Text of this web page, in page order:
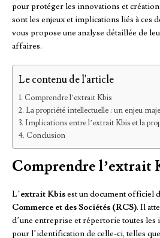
pour protéger les innovations et
sont les enjeux et implications liés à ces
vous propose une analyse détaillée de
affaires.
Le contenu de l'article
Comprendre l’extrait Kbis
La propriété intellectuelle : un enjeu
Implications entre l’extrait Kbis et la
Conclusion
Comprendre l’extrait
L’extrait Kbisest un document officiel
Commerce et des Sociétés (RCS). Il
d’une entreprise et répertorie toutes les
pour l’identification de celle-ci, telles